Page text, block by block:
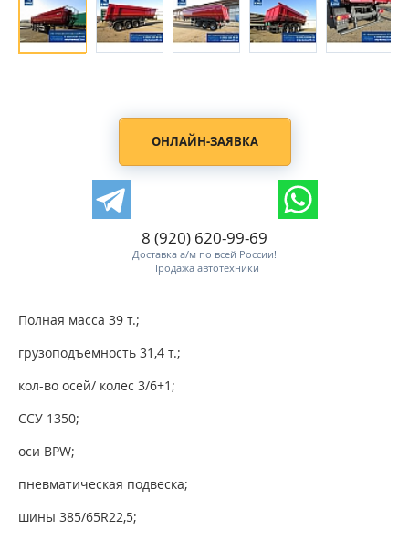
ОНЛАЙН-ЗАЯВКА
8 (920) 620-99-69
Доставка а/м по всей России!
Продажа автотехники
Полная масса 39 т.;
грузоподъемность 31,4 т.;
кол-во осей/ колес 3/6+1;
ССУ 1350;
оси BPW;
пневматическая подвеска;
шины 385/65R22,5;